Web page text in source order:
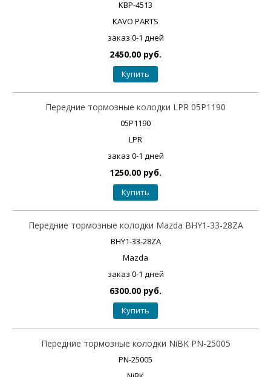
KBP-4513
KAVO PARTS
заказ 0-1 дней
2450.00 руб.
Купить
Передние тормозные колодки LPR 05P1190
05P1190
LPR
заказ 0-1 дней
1250.00 руб.
Купить
Передние тормозные колодки Mazda BHY1-33-28ZA
BHY1-33-28ZA
Mazda
заказ 0-1 дней
6300.00 руб.
Купить
Передние тормозные колодки NiBK PN-25005
PN-25005